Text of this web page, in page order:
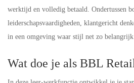
werktijd en volledig betaald. Ondertussen
leiderschapsvaardigheden, klantgericht
in een omgeving waar stijl net zo belangrijk
Wat doe je als BBL